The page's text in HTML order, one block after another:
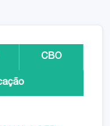
CBO